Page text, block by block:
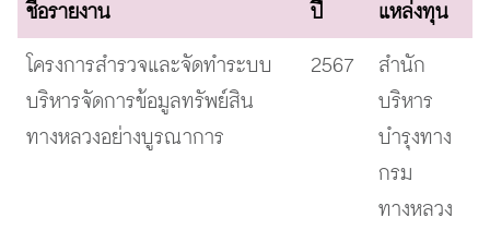
ชื่อรายงาน
ปี
แหล่งทุน
ชื่อรายงาน
ปี แหล่งทุน
โครงการสำรวจและจัดทำระบบ
บริหารจัดการข้อมูลทรัพย์สิน
ทางหลวงอย่างบูรณาการ
2567
สำนัก
บริหาร
บำรุงทาง
กรม
ทางหลวง